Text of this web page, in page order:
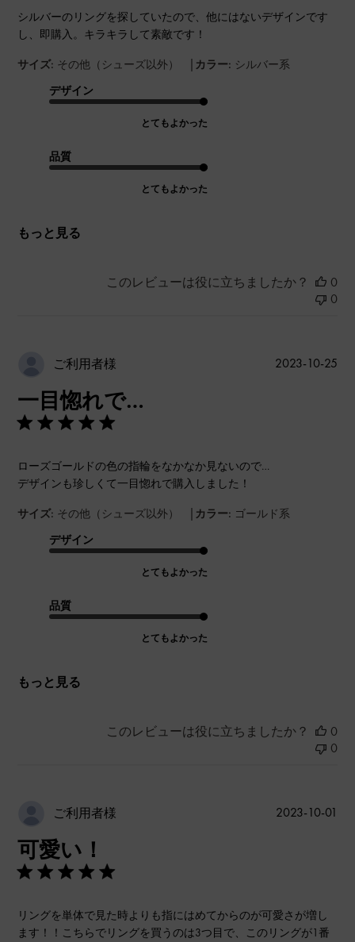
シルバーのリングを探していたので、他にはないデザインです
し、即購入。キラキラして素敵です！
サイズ: その他（シューズ以外） | カラー: シルバー系
デザイン
とてもよかった
品質
とてもよかった
もっと見る
このレビューは役に立ちましたか？
0
0
ご利用者様
一目惚れで…
ローズゴールドの色の指輪をなかなか見ないので…
デザインも珍しくて一目惚れで購入しました！
サイズ: その他（シューズ以外） | カラー: ゴールド系
デザイン
とてもよかった
品質
とてもよかった
もっと見る
公
2023-10-25
このレビューは役に立ちましたか？
0
0
ご利用者様
可愛い！
リングを単体で見た時よりも指にはめてからのが可愛さが増し
ます！！こちらでリングを買うのは3つ目で、このリングが1番
2023-10-01